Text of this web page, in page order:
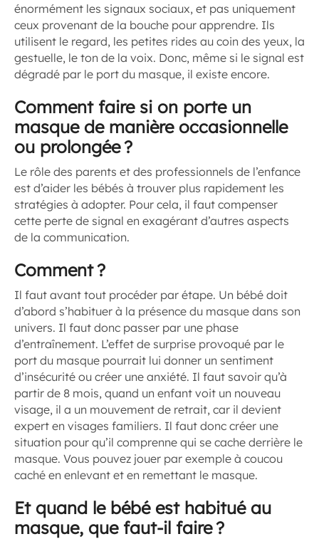
énormément les signaux sociaux, et pas uniquement
ceux provenant de la bouche pour apprendre. Ils
utilisent le regard, les petites rides au coin des yeux, la
gestuelle, le ton de la voix. Donc, même si le signal est
dégradé par le port du masque, il existe encore.
Comment faire si on porte un
masque de manière occasionnelle
ou prolongée ?
Le rôle des parents et des professionnels de l’enfance
est d’aider les bébés à trouver plus rapidement les
stratégies à adopter. Pour cela, il faut compenser
cette perte de signal en exagérant d’autres aspects
de la communication.
Comment ?
Il faut avant tout procéder par étape. Un bébé doit
d’abord s’habituer à la présence du masque dans son
univers. Il faut donc passer par une phase
d’entraînement. L’effet de surprise provoqué par le
port du masque pourrait lui donner un sentiment
d’insécurité ou créer une anxiété. Il faut savoir qu’à
partir de 8 mois, quand un enfant voit un nouveau
visage, il a un mouvement de retrait, car il devient
expert en visages familiers. Il faut donc créer une
situation pour qu’il comprenne qui se cache derrière le
masque. Vous pouvez jouer par exemple à coucou
caché en enlevant et en remettant le masque.
Et quand le bébé est habitué au
masque, que faut-il faire ?